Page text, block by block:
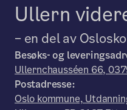
Ullern
– en del av
Besøks- og
Ullernchausséen 66,
Postadresse:
Oslo kommune,